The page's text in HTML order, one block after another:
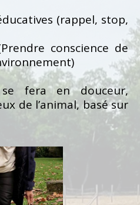
(rappel, stop,
conscience de
fera en douceur,
de l’animal, basé sur